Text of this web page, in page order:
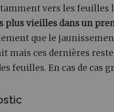
vers les feuilles
plus vieilles dans un
que le
mais ces dernières
feuilles. En cas de cas